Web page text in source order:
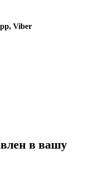
Viber
в вашу